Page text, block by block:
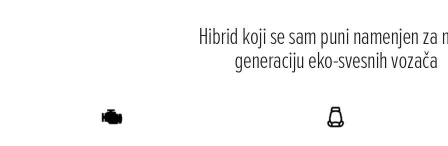
Hibrid koji se sam puni namenjen za
generaciju eko-svesnih vozača